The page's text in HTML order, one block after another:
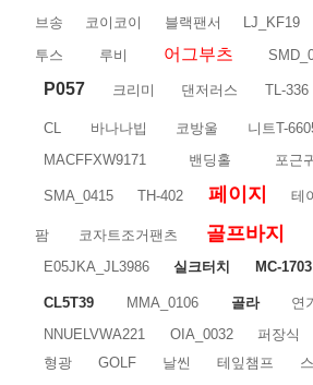
브송
코이코이 블랙팬서 LJ_KF19
투스
루비 어그부츠
P057 크리미 댄저러스 TL-336
CL 바나나빕 코방울 니트T-
MACFFXW9171 밴딩홀 포근
SMA_0415 TH-402 페이지 테
팜 코자트조거팬츠 골프바지
E05JKA_JL3986
실크터치 MC-1703
CL5T39 MMA_0106 골라 연
NNUELVWA221 OIA_0032 퍼장식
형광
GOLF 날씬 테잎챔프